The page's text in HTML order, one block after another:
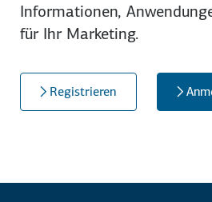
Infor­mationen,
für Ihr Marketing.
Registrieren